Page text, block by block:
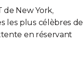
de New York,
les plus célèbres de
en réservant